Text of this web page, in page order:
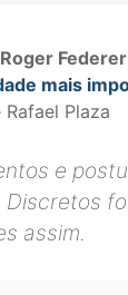
Roger Federer
mais
Plaza
e
Discretos
assim.